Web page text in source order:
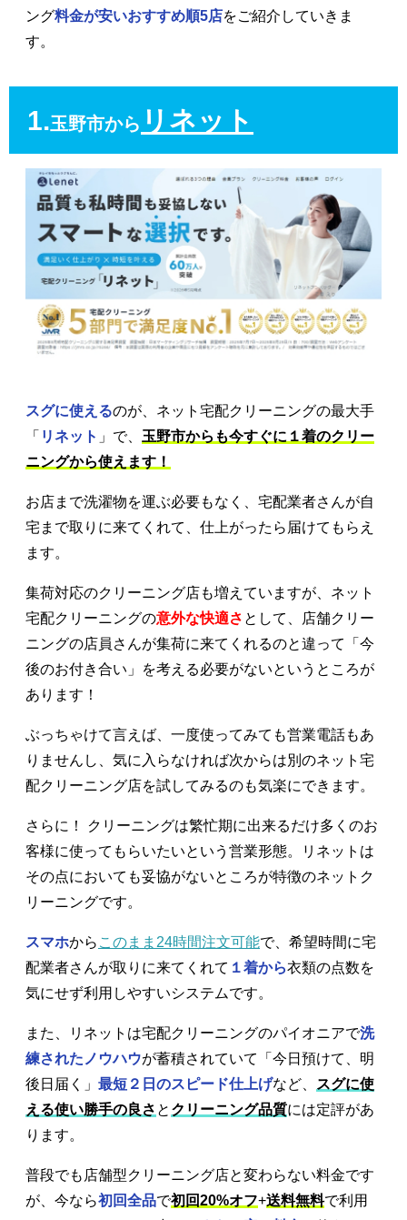
ング料金が安いおすすめ順5店をご紹介していきま
す。
1.玉野市から リネット
スグに使えるのが、ネット宅配クリーニングの最大手
「 リネット 」で、 玉野市からも今すぐに１着のクリー
ニングから使えます！
お店まで洗濯物を運ぶ必要もなく、宅配業者さんが自
宅まで取りに来てくれて、仕上がったら届けてもらえ
ます。
集荷対応のクリーニング店も増えていますが、ネット
宅配クリーニングの意外な快適さ として、店舗クリー
ニングの店員さんが集荷に来てくれるのと違って「今
後のお付き合い」を考える必要がないというところが
あります！
ぶっちゃけて言えば、一度使ってみても営業電話もあ
りませんし、気に入らなければ次からは別のネット宅
配クリーニング店を試してみるのも気楽にできます。
さらに！ クリーニングは繁忙期に出来るだけ多くのお
客様に使ってもらいたいという営業形態。リネットは
その点においても妥協がないところが特徴のネットク
リーニングです。
スマホから このまま24時間注文可能で、希望時間に宅
配業者さんが取りに来てくれて １着から衣類の点数を
気にせず利用しやすいシステムです。
また、リネットは宅配クリーニングのパイオニアで洗
練されたノウハウが蓄積されていて「今日預けて、明
後日届く」 最短２日のスピード仕上げなど、
スグに使
える使い勝手の良さ と クリーニング品質には定評があ
ります。
普段でも店舗型クリーニング店と変わらない料金です
が、今なら初回全品で初回20%オフ+送料無料で利用